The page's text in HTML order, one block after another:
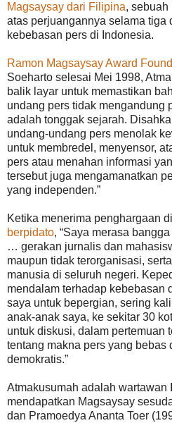
Magsaysay dari Filipina, sebuah
atas perjuangannya selama tiga
kebebasan pers di Indonesia.
Ramon Magsaysay Award
Soeharto selesai Mei 1998,
balik layar untuk memastikan
undang pers tidak mengandung
adalah tonggak sejarah.
undang-undang pers menolak
untuk membredel, menyensor,
pers atau menahan informasi
tersebut juga mengamanatkan
yang independen.”
Ketika menerima penghargaan
berpidato, “Saya merasa
… gerakan jurnalis dan
maupun tidak terorganisasi,
manusia di seluruh negeri.
mendalam terhadap kebebasan
saya untuk bepergian, sering
anak-anak saya, ke sekitar 30
untuk diskusi, dalam pertemuan
tentang makna pers yang bebas
demokratis.”
Atmakusumah adalah wartawan
mendapatkan Magsaysay
dan Pramoedya Ananta Toer